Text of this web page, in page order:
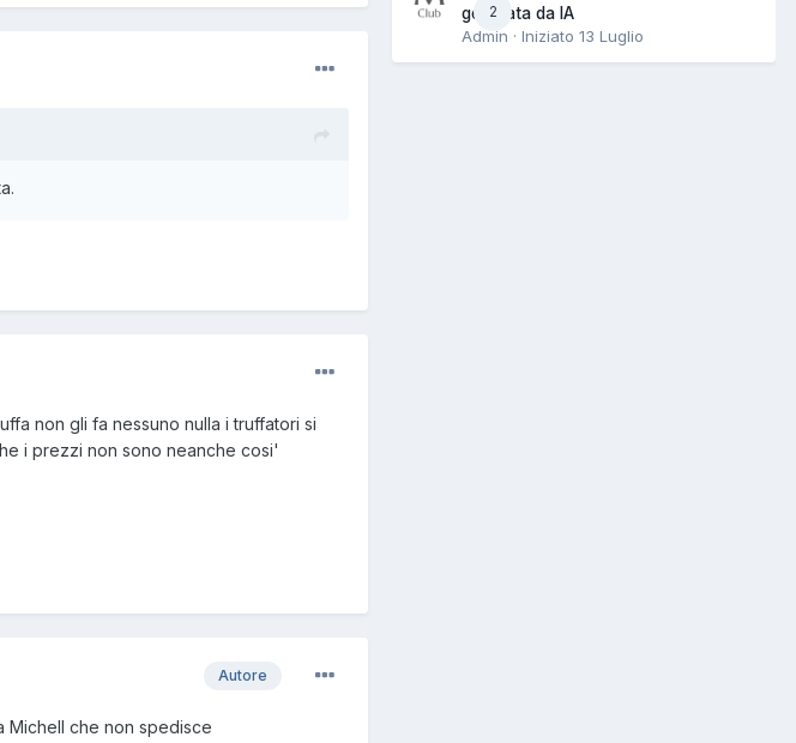
non gli fa nessuno nulla i truffatori si
i prezzi non sono neanche cosi'
Autore
Michell che non spedisce
2
generata da IA
Admin · Iniziato 13 Luglio